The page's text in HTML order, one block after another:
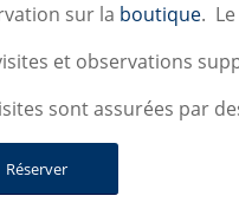
sur la boutique.
et observations
sont assurées par
Réserver